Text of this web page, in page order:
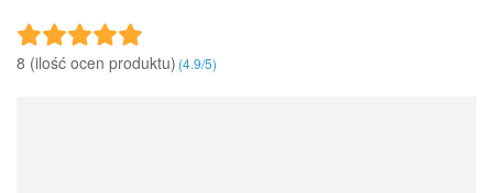
8 (ilość ocen produktu)‎(4.9/5)